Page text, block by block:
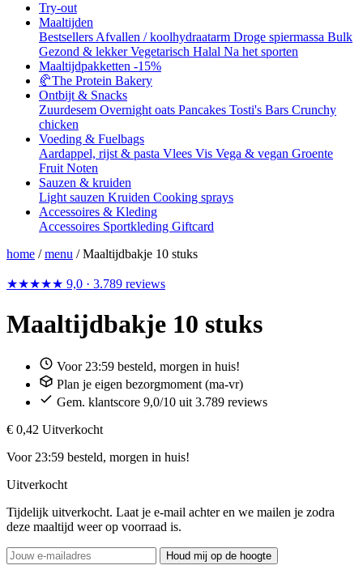
Try-out
Maaltijden
Bestsellers Afvallen / koolhydraatarm Droge spiermassa Bulk
Gezond & lekkerVegetarisch Halal Na het sporten
Maaltijdpakketten -15%
🥐The Protein Bakery
Ontbijt & Snacks
Zuurdesem Overnight oats Pancakes Tosti's Bars Crunchy
chicken
Voeding & Fuelbags
Aardappel, rijst & pasta Vlees Vis Vega & vegan Groente
Fruit Noten
Sauzen & kruiden
Light sauzen Kruiden Cooking sprays
Accessoires & Kleding
Accessoires Sportkleding Giftcard
home / menu / Maaltijdbakje 10 stuks
★★★★★ 9,0 · 3.789 reviews
Maaltijdbakje 10 stuks
Voor 23:59 besteld, morgen in huis!
Plan je eigen bezorgmoment (ma-vr)
Gem. klantscore 9,0/10 uit 3.789 reviews
€ 0,42 Uitverkocht
Voor 23:59 besteld, morgen in huis!
Uitverkocht
Tijdelijk uitverkocht. Laat je e-mail achter en we mailen je zodra
deze maaltijd weer op voorraad is.
Houd mij op de hoogte